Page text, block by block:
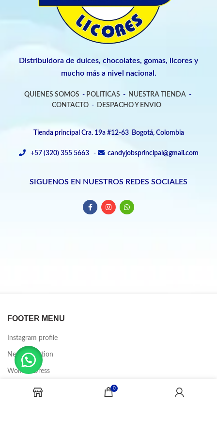
Distribuidora de dulces, chocolates, gomas, licores y
mucho más a nivel nacional.
QUIENES SOMOS - POLITICAS - NUESTRA TIENDA -
CONTACTO- DESPACHO Y ENVIO
Tienda principal Cra. 19a #12-63 Bogotá, Colombia
+57 (320) 355 5663 - candyjobsprincipal@gmail.com
SIGUENOS EN NUESTROS REDES SOCIALES
FOOTER MENU
Instagram profile
New Collection
Woman Dress
Contact Us 0